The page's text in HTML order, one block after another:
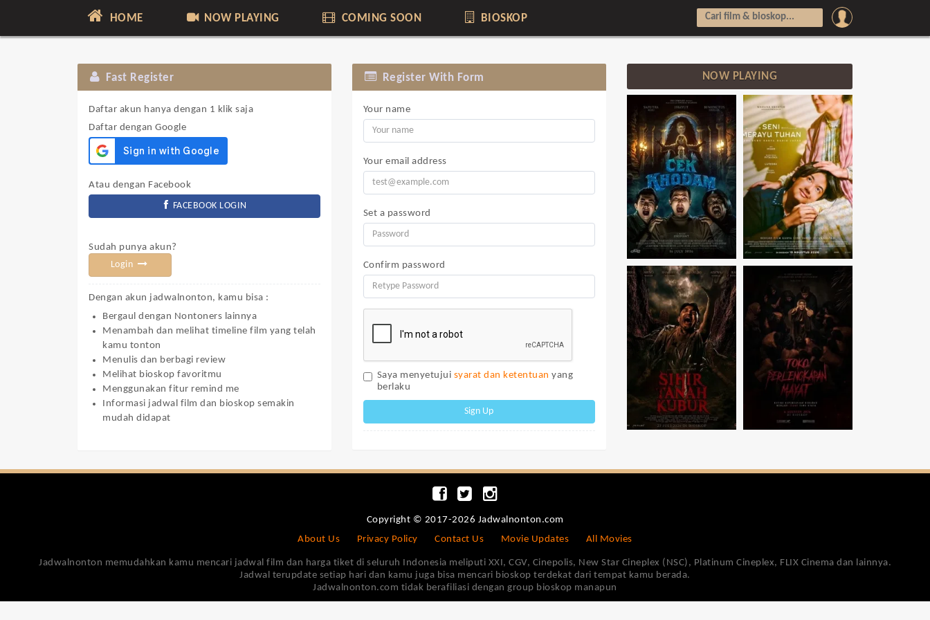
HOME NOW PLAYING COMING SOON BIOSKOP
Fast Register
Daftar akun hanya dengan 1 klik saja
Daftar dengan Google
Atau dengan Facebook
FACEBOOK LOGIN
Sudah punya akun?
Login
Dengan akun jadwalnonton, kamu bisa :
Bergaul dengan Nontoners lainnya
Menambah dan melihat timeline film yang telah
kamu tonton
Menulis dan berbagi review
Melihat bioskop favoritmu
Menggunakan fitur remind me
Informasi jadwal film dan bioskop semakin
mudah didapat
Register With Form
Your name
Your email address
Set a password
Confirm password
Saya menyetujui syarat dan ketentuan yang
berlaku
Sign Up
NOW PLAYING
Copyright © 2017-2026 Jadwalnonton.com
About Us
Privacy Policy Contact Us Movie Updates All Movies
Jadwalnonton memudahkan kamu mencari jadwal film dan harga tiket di seluruh Indonesia meliputi XXI, CGV, Cinepolis, New Star Cineplex (NSC), Platinum Cineplex, FLIX Cinema dan lainnya.
Jadwal terupdate setiap hari dan kamu juga bisa mencari bioskop terdekat dari tempat kamu berada.
Jadwalnonton.com tidak berafiliasi dengan group bioskop manapun